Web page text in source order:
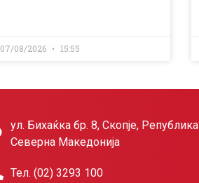
07/08/2026 15:55
ул. Бихаќка бр. 8, Скопје, Република
Северна Македонија
Тел. (02) 3293 100